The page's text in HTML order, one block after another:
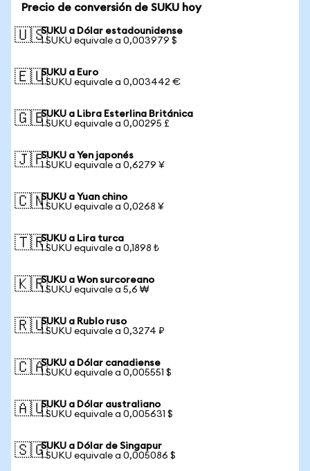
Precio de conversión de SUKU hoy
🇺🇸SUKU a Dólar estadounidense
1 SUKU equivale a 0,003979 $
🇪🇺SUKU a Euro
1 SUKU equivale a 0,003442 €
🇬🇧SUKU a Libra Esterlina Británica
1 SUKU equivale a 0,00295 £
🇯🇵SUKU a Yen japonés
1 SUKU equivale a 0,6279 ¥
🇨🇳SUKU a Yuan chino
1 SUKU equivale a 0,0268 ¥
🇹🇷SUKU a Lira turca
1 SUKU equivale a 0,1898 ₺
🇰🇷SUKU a Won surcoreano
1 SUKU equivale a 5,6 ₩
🇷🇺SUKU a Rublo ruso
1 SUKU equivale a 0,3274 ₽
🇨🇦SUKU a Dólar canadiense
1 SUKU equivale a 0,005551 $
🇦🇺SUKU a Dólar australiano
1 SUKU equivale a 0,005631 $
🇸🇬SUKU a Dólar de Singapur
1 SUKU equivale a 0,005086 $